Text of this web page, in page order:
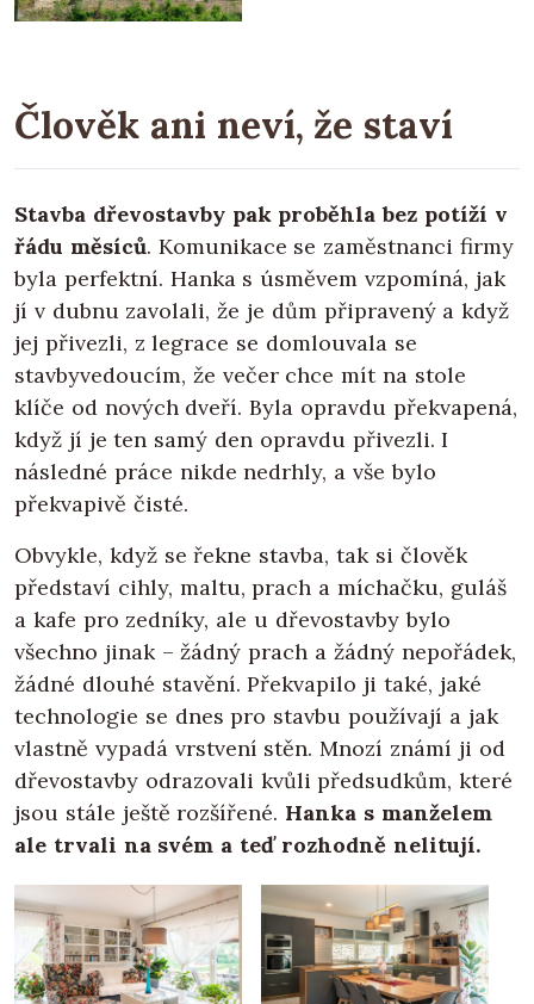
Člověk ani neví, že staví
Stavba dřevostavby pak proběhla bez potíží v
řádu měsíců. Komunikace se zaměstnanci firmy
byla perfektní. Hanka s úsměvem vzpomíná, jak
jí v dubnu zavolali, že je dům připravený a když
jej přivezli, z legrace se domlouvala se
stavbyvedoucím, že večer chce mít na stole
klíče od nových dveří. Byla opravdu překvapená,
když jí je ten samý den opravdu přivezli. I
následné práce nikde nedrhly, a vše bylo
překvapivě čisté.
Obvykle, když se řekne stavba, tak si člověk
představí cihly, maltu, prach a míchačku, guláš
a kafe pro zedníky, ale u dřevostavby bylo
všechno jinak – žádný prach a žádný nepořádek,
žádné dlouhé stavění. Překvapilo ji také, jaké
technologie se dnes pro stavbu používají a jak
vlastně vypadá vrstvení stěn. Mnozí známí ji od
dřevostavby odrazovali kvůli předsudkům, které
jsou stále ještě rozšířené. Hanka s manželem
ale trvali na svém a teď rozhodně nelitují.